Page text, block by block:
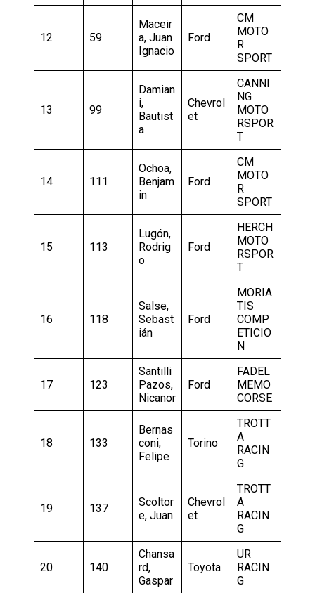
12 59
Maceir
a, Juan
Ignacio
Ford
CM
MOTO
R
SPORT
13 99
Damian
i,
Bautist
a
Chevrol
et
CANNI
NG
MOTO
RSPOR
T
14 111
Ochoa,
Benjam
in
Ford
CM
MOTO
R
SPORT
15 113
Lugón,
Rodrig
o
Ford
HERCH
MOTO
RSPOR
T
16 118
Salse,
Sebast
ián
Ford
MORIA
TIS
COMP
ETICIO
N
17 123
Santilli
Pazos,
Nicanor
Ford
FADEL
MEMO
CORSE
18 133
Bernas
coni,
Felipe
Torino
TROTT
A
RACIN
G
19 137
Scoltor
e, Juan
Chevrol
et
TROTT
A
RACIN
G
20 140
Chansa
rd,
Gaspar
Toyota
UR
RACIN
G